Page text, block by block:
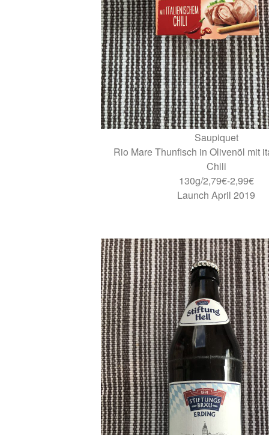
Saupiquet
Rio Mare Thunfisch in Olivenöl mit
Chili
130g/2,79€-2,99€
Launch April 2019